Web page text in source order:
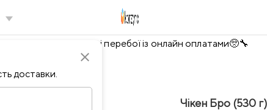
close
доставки.
Тимчасово можливі перебої із онлайн оплатами🥺🔧
Чікен Бро (530 г)